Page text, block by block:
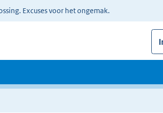
Excuses voor het ongemak.